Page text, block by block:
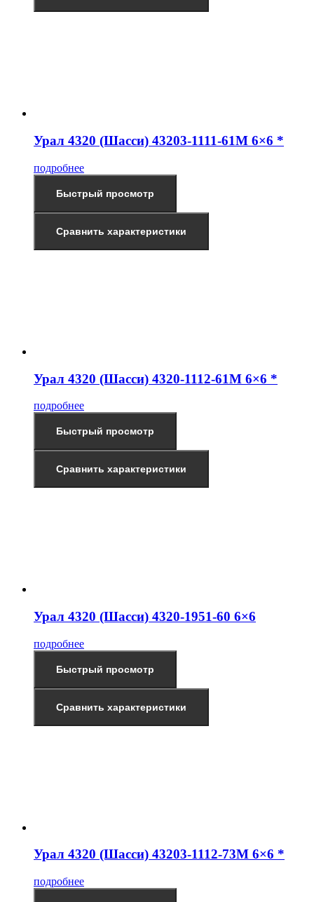
Урал 4320 (Шасси) 43203-1111-61М 6×6 *
подробнее
Быстрый просмотр
Сравнить характеристики
Урал 4320 (Шасси) 4320-1112-61М 6×6 *
подробнее
Быстрый просмотр
Сравнить характеристики
Урал 4320 (Шасси) 4320-1951-60 6×6
подробнее
Быстрый просмотр
Сравнить характеристики
Урал 4320 (Шасси) 43203-1112-73М 6×6 *
подробнее